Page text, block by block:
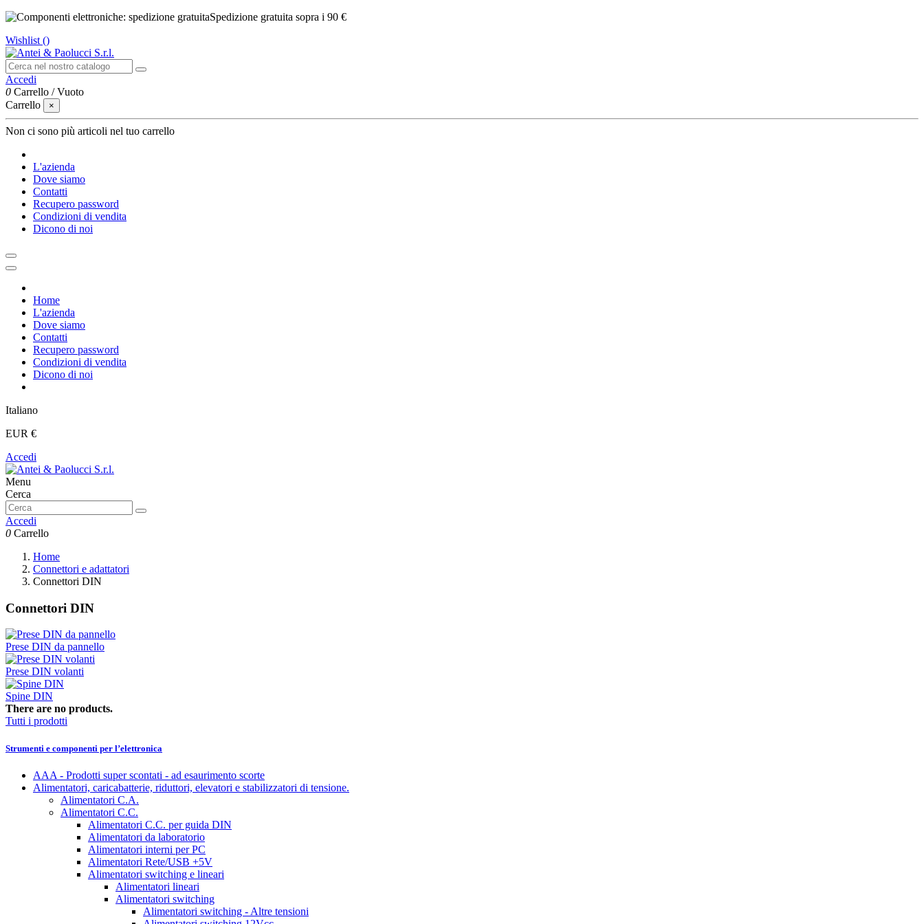
Spedizione gratuita sopra i 90 €
Wishlist ()
Accedi
0 Carrello /Vuoto
Carrello
×
Non ci sono più articoli nel tuo carrello
L'azienda
Dove siamo
Contatti
Recupero password
Condizioni di vendita
Dicono di noi
Home
L'azienda
Dove siamo
Contatti
Recupero password
Condizioni di vendita
Dicono di noi
Italiano
EUR €
Accedi
Menu
Cerca
Accedi
0 Carrello
Home
Connettori e adattatori
Connettori DIN
Connettori DIN
Prese DIN da pannello
Prese DIN volanti
Spine DIN
There are no products.
Tutti i prodotti
Strumenti e componenti per l’elettronica
AAA - Prodotti super scontati - ad esaurimento scorte
Alimentatori, caricabatterie, riduttori, elevatori e stabilizzatori di tensione.
Alimentatori C.A.
Alimentatori C.C.
Alimentatori C.C. per guida DIN
Alimentatori da laboratorio
Alimentatori interni per PC
Alimentatori Rete/USB +5V
Alimentatori switching e lineari
Alimentatori lineari
Alimentatori switching
Alimentatori switching - Altre tensioni